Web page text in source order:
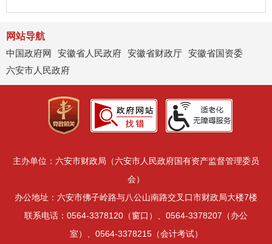
网站导航
中国政府网
安徽省人民政府 安徽省财政厅 安徽省国资委
六安市人民政府
主办单位：六安市财政局（六安市人民政府国有资产监督管理委员
会）
办公地址：六安市佛子岭路与八公山南路交叉口市财政局大楼7楼
联系电话：0564-3378120（窗口）、0564-3378207（办公
室）、0564-3378215（会计考试）